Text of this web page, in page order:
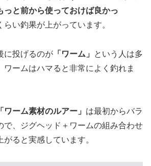
っと前から使っておけば良かっ
らい釣果が上がっています。
に投げるのが 「ワーム」
という人は多
ワームはハマると非常によく釣れま
「ワーム素材のルアー」 は最初からバラ
で、ジグヘッド＋ワームの組み合わせ
ると実感しています。